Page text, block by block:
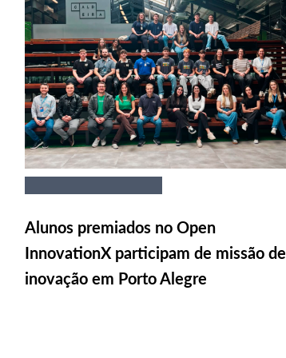
Alunos premiados no Open
InnovationX participam de missão de
inovação em Porto Alegre